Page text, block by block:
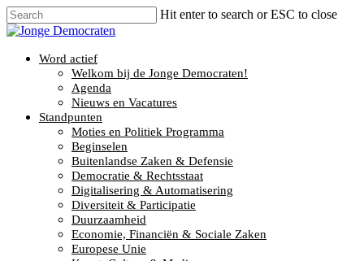
Hit enter to search or ESC to close
Word actief
Welkom bij de Jonge Democraten!
Agenda
Nieuws en Vacatures
Standpunten
Moties en Politiek Programma
Beginselen
Buitenlandse Zaken & Defensie
Democratie & Rechtsstaat
Digitalisering & Automatisering
Diversiteit & Participatie
Duurzaamheid
Economie, Financiën & Sociale Zaken
Europese Unie